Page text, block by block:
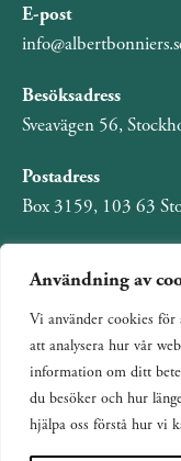
Användning av
Vi använder cookies för
att analysera hur vår
information om ditt
du besöker och hur
hjälpa oss förstå hur vi
E-post
Besöksadress
Sveavägen 56,
Postadress
Box 3159, 103 63